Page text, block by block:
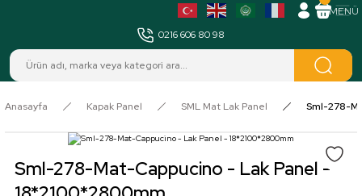
0216 606 80 98
Anasayfa Kapak Panel SML Mat Lak Panel Sml-278-
Sml-278-Mat-Cappucino - Lak Panel -